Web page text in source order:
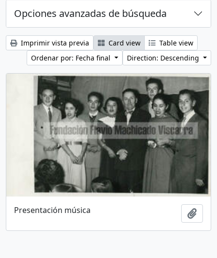
Opciones avanzadas de búsqueda
Imprimir vista previa Card view
Table view
Ordenar por: Fecha final
Direction: Descending
Presentación música